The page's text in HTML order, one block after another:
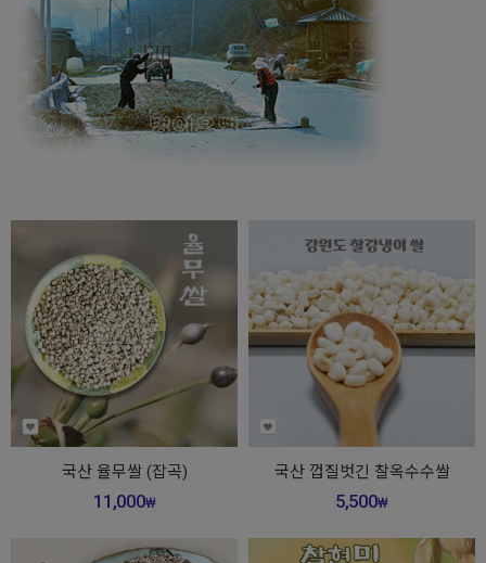
국산 율무쌀 (잡곡)
11,000₩
국산 껍질벗긴 찰옥수수쌀
5,500₩